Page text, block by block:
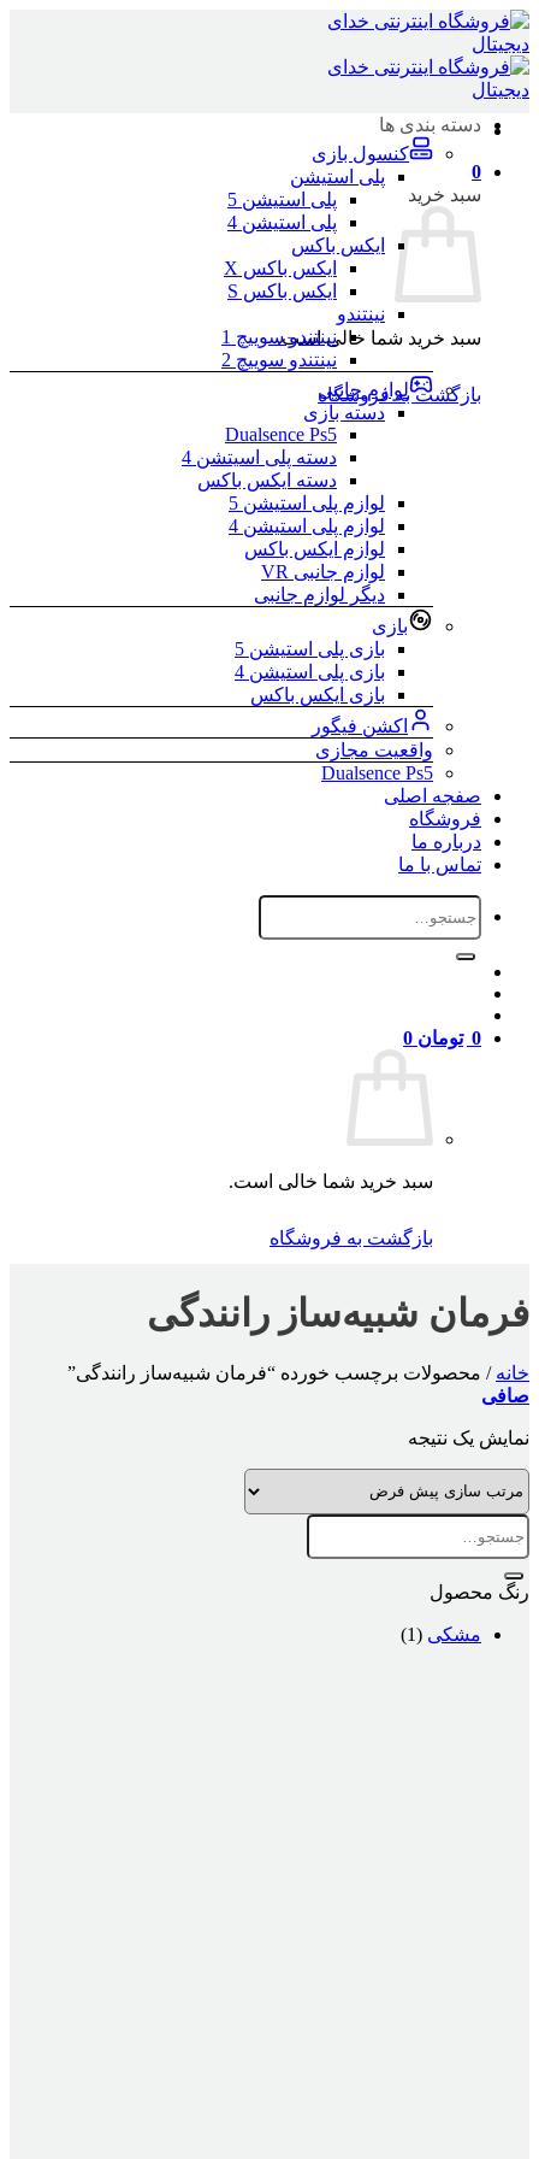
Skip
to
content
0
سبد خرید
سبد خرید شما خالی است.
بازگشت به فروشگاه
دسته بندی ها
کنسول بازی
پلی استیشن
پلی استیشن 5
پلی استیشن 4
ایکس باکس
ایکس باکس X
ایکس باکس S
نینتندو
نینتندو سوییچ 1
نینتندو سوییچ 2
لوازم جانبی
دسته بازی
Dualsence Ps5
دسته پلی اسیتشن 4
دسته ایکس باکس
لوازم پلی استیشن 5
لوازم پلی استیشن 4
لوازم ایکس باکس
لوازم جانبی VR
دیگر لوازم جانبی
بازی
بازی پلی استیشن 5
بازی پلی استیشن 4
بازی ایکس باکس
اکشن فیگور
واقعیت مجازی
Dualsence Ps5
صفجه اصلی
فروشگاه
درباره ما
تماس با ما
جستجو
برای:
0 تومان 0
سبد خرید شما خالی است.
بازگشت به فروشگاه
فرمان شبیه‌ساز رانندگی
خانه / محصولات برچسب خورده “فرمان شبیه‌ساز رانندگی”
صافی
نمایش یک نتیجه
جستجو
برای:
رنگ محصول
مشکی (1)